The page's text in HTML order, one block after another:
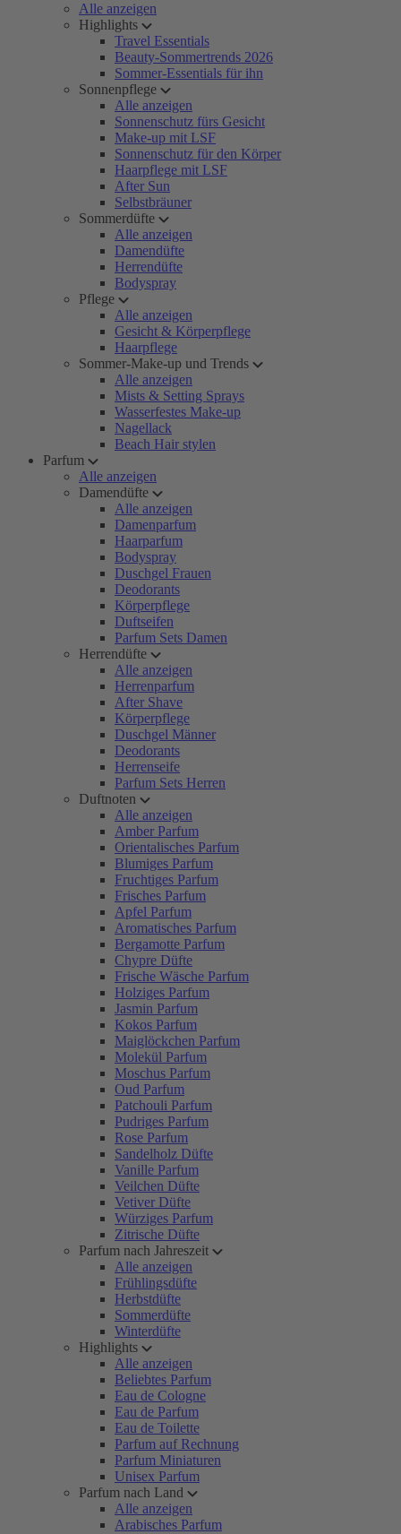
Alle anzeigen
Highlights
Travel Essentials
Beauty-Sommertrends 2026
Sommer-Essentials für ihn
Sonnenpflege
Alle anzeigen
Sonnenschutz fürs Gesicht
Make-up mit LSF
Sonnenschutz für den Körper
Haarpflege mit LSF
After Sun
Selbstbräuner
Sommerdüfte
Alle anzeigen
Damendüfte
Herrendüfte
Bodyspray
Pflege
Alle anzeigen
Gesicht & Körperpflege
Haarpflege
Sommer-Make-up und Trends
Alle anzeigen
Mists & Setting Sprays
Wasserfestes Make-up
Nagellack
Beach Hair stylen
Parfum
Alle anzeigen
Damendüfte
Alle anzeigen
Damenparfum
Haarparfum
Bodyspray
Duschgel Frauen
Deodorants
Körperpflege
Duftseifen
Parfum Sets Damen
Herrendüfte
Alle anzeigen
Herrenparfum
After Shave
Körperpflege
Duschgel Männer
Deodorants
Herrenseife
Parfum Sets Herren
Duftnoten
Alle anzeigen
Amber Parfum
Orientalisches Parfum
Blumiges Parfum
Fruchtiges Parfum
Frisches Parfum
Apfel Parfum
Aromatisches Parfum
Bergamotte Parfum
Chypre Düfte
Frische Wäsche Parfum
Holziges Parfum
Jasmin Parfum
Kokos Parfum
Maiglöckchen Parfum
Molekül Parfum
Moschus Parfum
Oud Parfum
Patchouli Parfum
Pudriges Parfum
Rose Parfum
Sandelholz Düfte
Vanille Parfum
Veilchen Düfte
Vetiver Düfte
Würziges Parfum
Zitrische Düfte
Parfum nach Jahreszeit
Alle anzeigen
Frühlingsdüfte
Herbstdüfte
Sommerdüfte
Winterdüfte
Highlights
Alle anzeigen
Beliebtes Parfum
Eau de Cologne
Eau de Parfum
Eau de Toilette
Parfum auf Rechnung
Parfum Miniaturen
Unisex Parfum
Parfum nach Land
Alle anzeigen
Arabisches Parfum